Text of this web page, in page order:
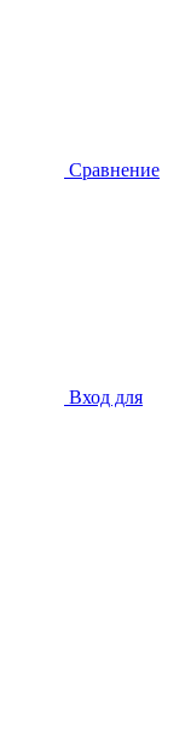
Сравнение
Вход для